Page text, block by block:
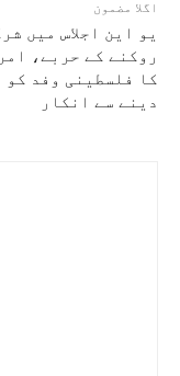
اگلا مضمون
یو این اجلاس میں
روکنے کے حربے،
کا فلسطینی وفد کو
دینے سے انکار